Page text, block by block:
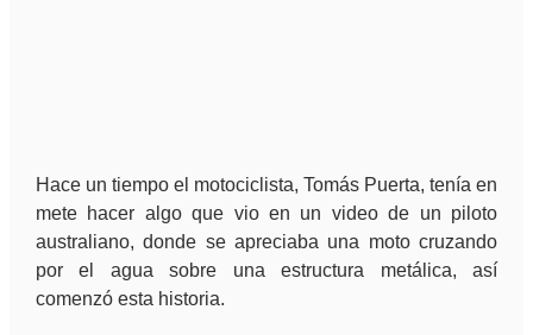
Hace un tiempo el motociclista, Tomás Puerta, tenía en
mete hacer algo que vio en un video de un piloto
australiano, donde se apreciaba una moto cruzando
por el agua sobre una estructura metálica, así
comenzó esta historia.